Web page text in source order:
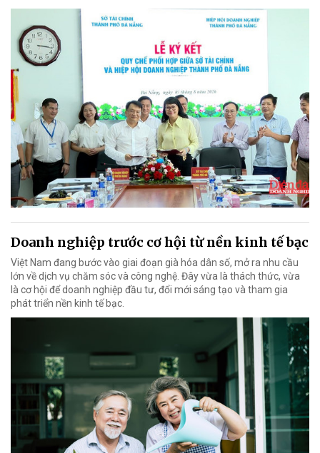
Doanh nghiệp trước cơ hội từ nền kinh tế bạc
Việt Nam đang bước vào giai đoạn già hóa dân số, mở ra nhu cầu
lớn về dịch vụ chăm sóc và công nghệ. Đây vừa là thách thức, vừa
là cơ hội để doanh nghiệp đầu tư, đổi mới sáng tạo và tham gia
phát triển nền kinh tế bạc.